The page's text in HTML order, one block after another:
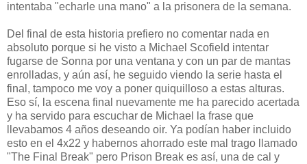
intentaba "echarle una mano" a la prisonera de la semana.
Del final de esta historia prefiero no comentar nada en
absoluto porque si he visto a Michael Scofield intentar
fugarse de Sonna por una ventana y con un par de mantas
enrolladas, y aún así, he seguido viendo la serie hasta el
final, tampoco me voy a poner quiquilloso a estas alturas.
Eso sí, la escena final nuevamente me ha parecido acertada
y ha servido para escuchar de Michael la frase que
llevabamos 4 años deseando oir. Ya podían haber incluido
esto en el 4x22 y habernos ahorrado este mal trago llamado
"The Final Break" pero Prison Break es así, una de cal y